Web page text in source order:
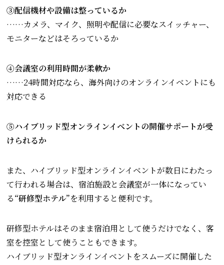
③配信機材や設備は整っているか
……カメラ、マイク、照明や配信に必要なスイッチャー、
モニターなどはそろっているか
④会議室の利用時間が柔軟か
……24時間対応なら、海外向けのオンラインイベントにも
対応できる
⑤ハイブリッド型オンラインイベントの開催サポートが受
けられるか
また、ハイブリッド型オンラインイベントが数日にわたっ
て行われる場合は、宿泊施設と会議室が一体になってい
る“研修型ホテル”を利用すると便利です。
研修型ホテルはそのまま宿泊用として使うだけでなく、客
室を控室として使うこともできます。
ハイブリッド型オンラインイベントをスムーズに開催した